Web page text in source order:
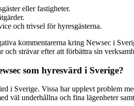
eller fastigheter.
och trivsel för hyresgästerna.
kommentarerna kring Newsec i
strävar efter att förbättra sin
som hyresvärd i Sverige?
i Sverige. Vissa har upplevt problem
väl underhållna och fina lägenheter